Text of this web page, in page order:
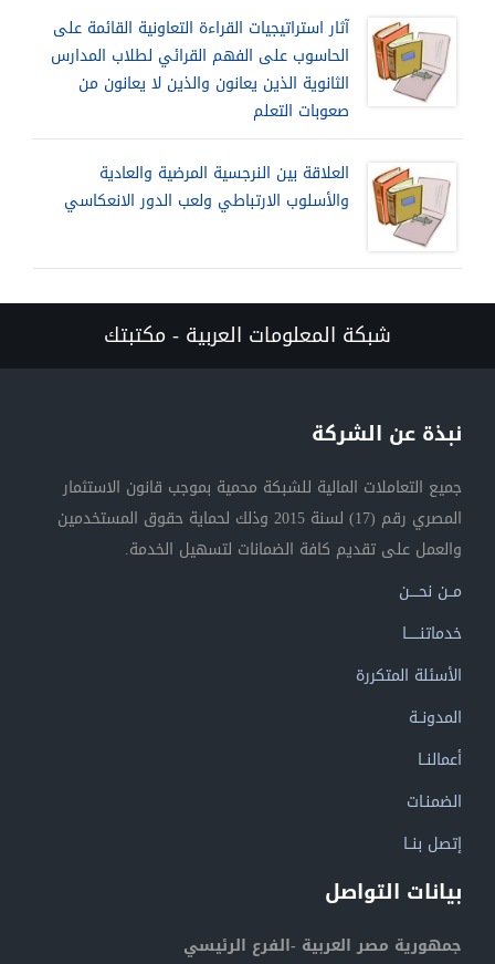
آثار استراتيجيات القراءة التعاونية القائمة على
الحاسوب على الفهم القرائي لطلاب المدارس
الثانوية الذين يعانون والذين لا يعانون من
صعوبات التعلم
العلاقة بين النرجسية المرضية والعادية
والأسلوب الارتباطي ولعب الدور الانعكاسي
شبكة المعلومات العربية - مكتبتك
نبذة عن الشركة
جميع التعاملات المالية للشبكة محمية بموجب قانون الاستثمار
المصري رقم (17) لسنة 2015 وذلك لحماية حقوق المستخدمين
والعمل على تقديم كافة الضمانات لتسهيل الخدمة.
مــن نحــــن
خدماتنــــــا
الأسئلة المتكررة
المدونــة
أعمالنــا
الضمنـات
إتصل بنــا
بيانات التواصل
جمهورية مصر العربية -الفرع الرئيسي